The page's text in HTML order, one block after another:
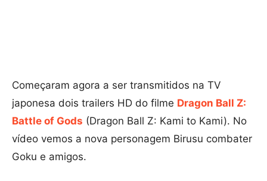
Começaram agora a ser transmitidos na TV
japonesa dois trailers HD do filme Dragon Ball Z:
Battle of Gods (Dragon Ball Z: Kami to Kami). No
vídeo vemos a nova personagem Birusu combater
Goku e amigos.